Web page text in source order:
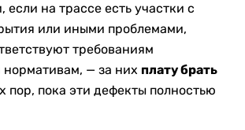
на трассе есть участки с
или иными проблемами,
требованиям
нормативам, — за них плату брать
пор, пока эти дефекты полностью